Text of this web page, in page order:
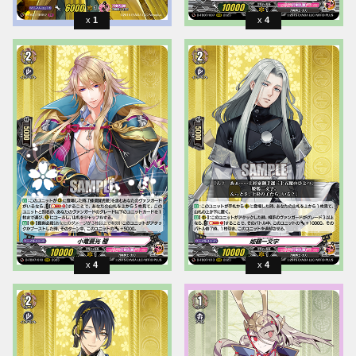
1 4
4 4